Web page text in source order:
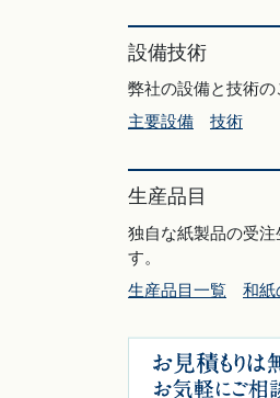
設備技術
弊社の設備と技術
主要設備
技術
生産品目
独自な紙製品の受注
す。
生産品目一覧
和紙